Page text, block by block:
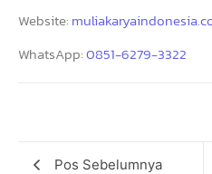
Website:
WhatsApp:0851-6279-3322
Pos Sebelumnya